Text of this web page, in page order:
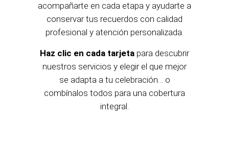
acompañarte en cada etapa y ayudarte a
conservar tus recuerdos con calidad
profesional y atención personalizada.
Haz clic en cada tarjeta para descubrir
nuestros servicios y elegir el que mejor
se adapta a tu celebración… o
combínalos todos para una cobertura
integral.